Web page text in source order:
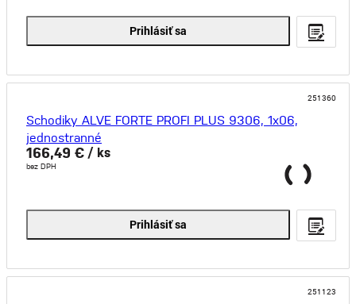
Prihlásiť sa
251360
Schodiky ALVE FORTE PROFI PLUS 9306, 1x06,
jednostranné
166,49 € / ks
bez DPH
Prihlásiť sa
251123